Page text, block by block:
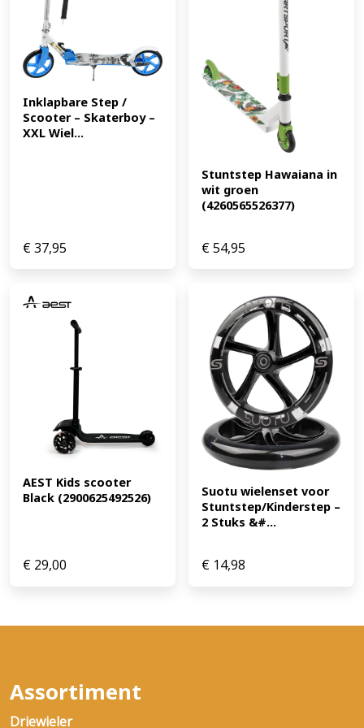
Inklapbare Step /
Scooter – Skaterboy –
XXL Wiel...
€37,95
Stuntstep Hawaiana in
wit groen
(4260565526377)
€54,95
AEST Kids scooter
Black (2900625492526)
€ 29,00
Suotu wielenset voor
Stuntstep/Kinderstep –
2 Stuks &#...
€ 14,98
Assortiment
Driewieler